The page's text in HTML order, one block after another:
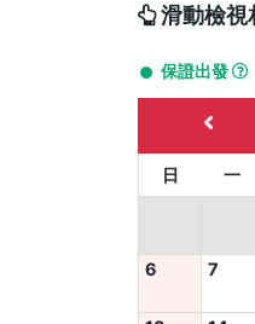
滑動檢視
保證出發
日 一
6 7